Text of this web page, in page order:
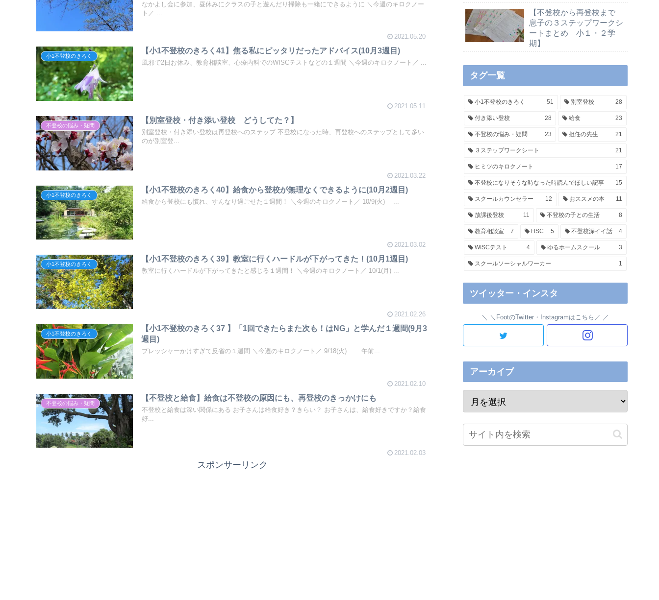
なかよし会に参加、昼休みにクラスの子と遊んだり掃除も一緒にできるように ＼今週のキロクノー
ト／ ...
2021.05.20
小1不登校のきろく
【小1不登校のきろく41】焦る私にピッタリだったアドバイス(10月3週目)
風邪で2日お休み、教育相談室、心療内科でのWISCテストなどの１週間 ＼今週のキロクノート／ ...
2021.05.11
不登校の悩み・疑問
【別室登校・付き添い登校 どうしてた？】
別室登校・付き添い登校は再登校へのステップ 不登校になった時、再登校へのステップとして多い
のが別室登...
2021.03.22
小1不登校のきろく
【小1不登校のきろく40】給食から登校が無理なくできるように(10月2週目)
給食から登校にも慣れ、すんなり過ごせた１週間！ ＼今週のキロクノート／ 10/9(火) ...
2021.03.02
小1不登校のきろく
【小1不登校のきろく39】教室に行くハードルが下がってきた！(10月1週目)
教室に行くハードルが下がってきたと感じる１週間！ ＼今週のキロクノート／ 10/1(月) ...
2021.02.26
小1不登校のきろく
【小1不登校のきろく37 】「1回できたらまた次も！はNG」と学んだ１週間(9月3
週目)
プレッシャーかけすぎて反省の１週間 ＼今週のキロクノート／ 9/18(火) 午前...
2021.02.10
不登校の悩み・疑問
【不登校と給食】給食は不登校の原因にも、再登校のきっかけにも
不登校と給食は深い関係にある お子さんは給食好き？きらい？ お子さんは、給食好きですか？給食
好...
2021.02.03
スポンサーリンク
【不登校から再登校まで
息子の３ステップワークシ
ートまとめ 小１・２学
期】
タグ一覧
小1不登校のきろく 51 別室登校 28
付き添い登校 28 給食 23
不登校の悩み・疑問 23 担任の先生 21
３ステップワークシート 21
ヒミツのキロクノート 17
不登校になりそうな時なった時読んでほしい記事 15
スクールカウンセラー 12 おススメの本 11
放課後登校 11 不登校の子との生活 8
教育相談室 7 HSC 5 不登校深イイ話 4
WISCテスト 4 ゆるホームスクール 3
スクールソーシャルワーカー 1
ツイッター・インスタ
＼FootのTwitter・Instagramはこちら／
アーカイブ